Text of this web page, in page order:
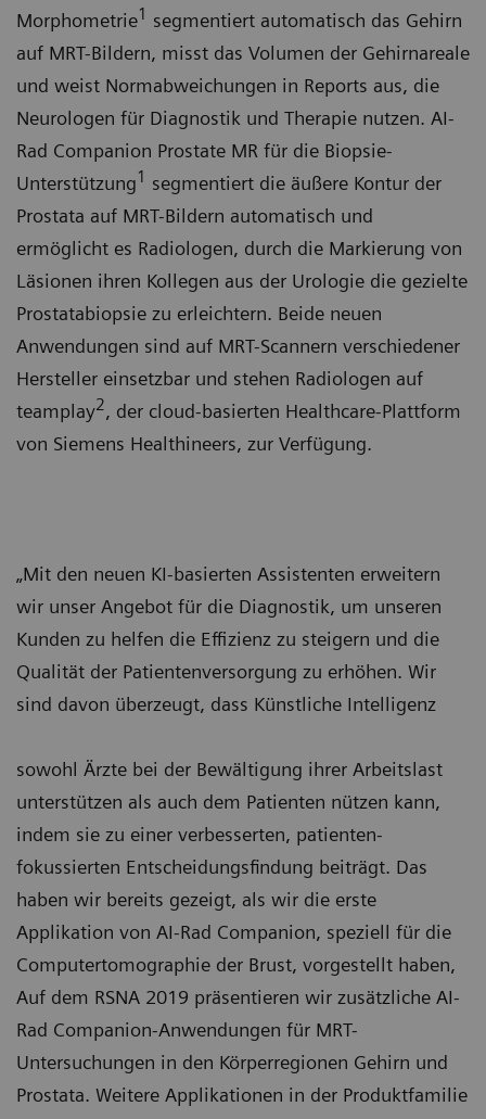
Morphometrie1 segmentiert automatisch das Gehirn
auf MRT-Bildern, misst das Volumen der Gehirnareale
und weist Normabweichungen in Reports aus, die
Neurologen für Diagnostik und Therapie nutzen. AI-
Rad Companion Prostate MR für die Biopsie-
Unterstützung1 segmentiert die äußere Kontur der
Prostata auf MRT-Bildern automatisch und
ermöglicht es Radiologen, durch die Markierung von
Läsionen ihren Kollegen aus der Urologie die gezielte
Prostatabiopsie zu erleichtern. Beide neuen
Anwendungen sind auf MRT-Scannern verschiedener
Hersteller einsetzbar und stehen Radiologen auf
teamplay2, der cloud-basierten Healthcare-Plattform
von Siemens Healthineers, zur Verfügung.
„Mit den neuen KI-basierten Assistenten erweitern
wir unser Angebot für die Diagnostik, um unseren
Kunden zu helfen die Effizienz zu steigern und die
Qualität der Patientenversorgung zu erhöhen. Wir
sind davon überzeugt, dass Künstliche Intelligenz
sowohl Ärzte bei der Bewältigung ihrer Arbeitslast
unterstützen als auch dem Patienten nützen kann,
indem sie zu einer verbesserten, patienten-
fokussierten Entscheidungsfindung beiträgt. Das
haben wir bereits gezeigt, als wir die erste
Applikation von AI-Rad Companion, speziell für die
Computertomographie der Brust, vorgestellt haben,
Auf dem RSNA 2019 präsentieren wir zusätzliche AI-
Rad Companion-Anwendungen für MRT-
Untersuchungen in den Körperregionen Gehirn und
Prostata. Weitere Applikationen in der Produktfamilie